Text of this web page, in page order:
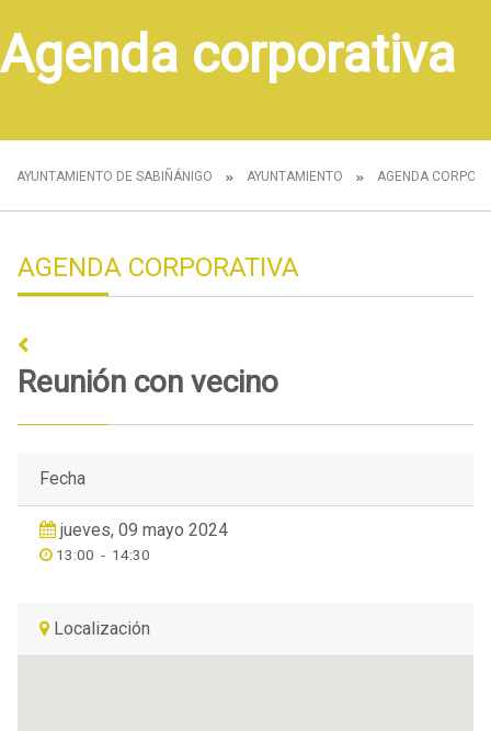
Agenda corporativa
AYUNTAMIENTO DE SABIÑÁNIGO AYUNTAMIENTO AGENDA
AGENDA CORPORATIVA
Reunión con vecino
Fecha
jueves, 09 mayo 2024
13:00 - 14:30
Localización